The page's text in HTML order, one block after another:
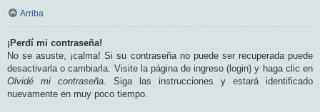
Arriba
¡Perdí mi contraseña!
No se asuste, ¡calma! Si su contraseña no puede ser recuperada puede
desactivarla o cambiarla. Visite la página de ingreso (login) y haga clic en
Olvidé mi contraseña. Siga las instrucciones y estará identificado
nuevamente en muy poco tiempo.